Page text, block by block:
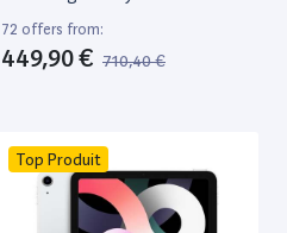
72 offers from:
449,90 € 710,40 €
Top Produit